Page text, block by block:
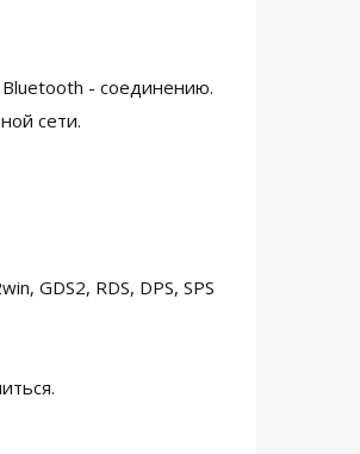
- соединению.
сети.
GDS2, RDS, DPS, SPS